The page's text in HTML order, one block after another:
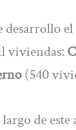
desarrollo
viviendas:
(540
de